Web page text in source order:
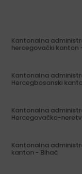
Kantonalna
hercegovački kanton
Kantonalna
Hercegbosanski
Kantonalna
Hercegovačko-
Kantonalna
kanton - Bihać